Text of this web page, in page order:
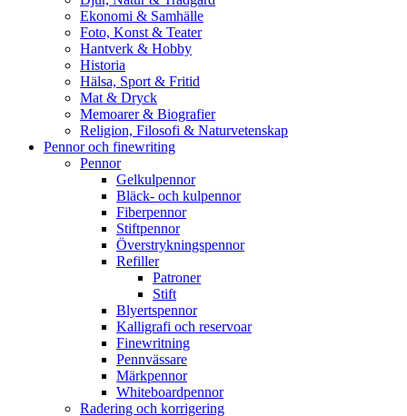
Ekonomi & Samhälle
Foto, Konst & Teater
Hantverk & Hobby
Historia
Hälsa, Sport & Fritid
Mat & Dryck
Memoarer & Biografier
Religion, Filosofi & Naturvetenskap
Pennor och finewriting
Pennor
Gelkulpennor
Bläck- och kulpennor
Fiberpennor
Stiftpennor
Överstrykningspennor
Refiller
Patroner
Stift
Blyertspennor
Kalligrafi och reservoar
Finewritning
Pennvässare
Märkpennor
Whiteboardpennor
Radering och korrigering